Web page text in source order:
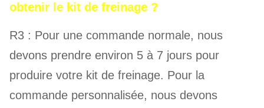
obtenir le kit de freinage ?
R3 : Pour une commande normale, nous
devons prendre environ 5 à 7 jours pour
produire votre kit de freinage. Pour la
commande personnalisée, nous devons